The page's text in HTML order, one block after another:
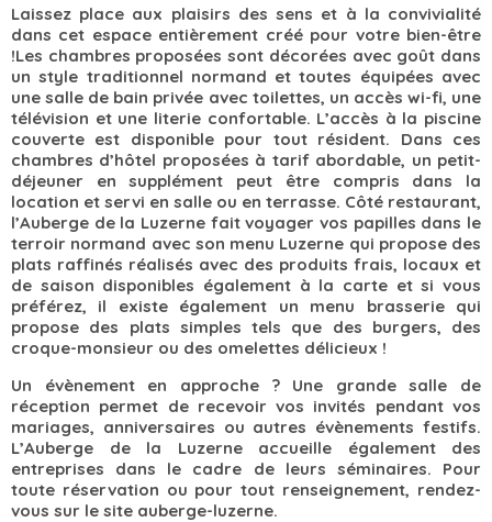
Laissez place aux plaisirs des sens et à la convivialité
dans cet espace entièrement créé pour votre bien-être
!Les chambres proposées sont décorées avec goût dans
un style traditionnel normand et toutes équipées avec
une salle de bain privée avec toilettes, un accès wi-fi, une
télévision et une literie confortable. L’accès à la piscine
couverte est disponible pour tout résident. Dans ces
chambres d’hôtel proposées à tarif abordable, un petit-
déjeuner en supplément peut être compris dans la
location et servi en salle ou en terrasse. Côté restaurant,
l’Auberge de la Luzerne fait voyager vos papilles dans le
terroir normand avec son menu Luzerne qui propose des
plats raffinés réalisés avec des produits frais, locaux et
de saison disponibles également à la carte et si vous
préférez, il existe également un menu brasserie qui
propose des plats simples tels que des burgers, des
croque-monsieur ou des omelettes délicieux !
Un évènement en approche ? Une grande salle de
réception permet de recevoir vos invités pendant vos
mariages, anniversaires ou autres évènements festifs.
L’Auberge de la Luzerne accueille également des
entreprises dans le cadre de leurs séminaires. Pour
toute réservation ou pour tout renseignement, rendez-
vous sur le site auberge-luzerne.